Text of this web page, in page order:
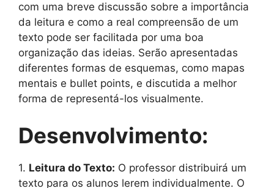
com uma breve discussão sobre a importância
da leitura e como a real compreensão de um
texto pode ser facilitada por uma boa
organização das ideias. Serão apresentadas
diferentes formas de esquemas, como mapas
mentais e bullet points, e discutida a melhor
forma de representá-los visualmente.
Desenvolvimento:
1. Leitura do Texto: O professor distribuirá um
texto para os alunos lerem individualmente. O